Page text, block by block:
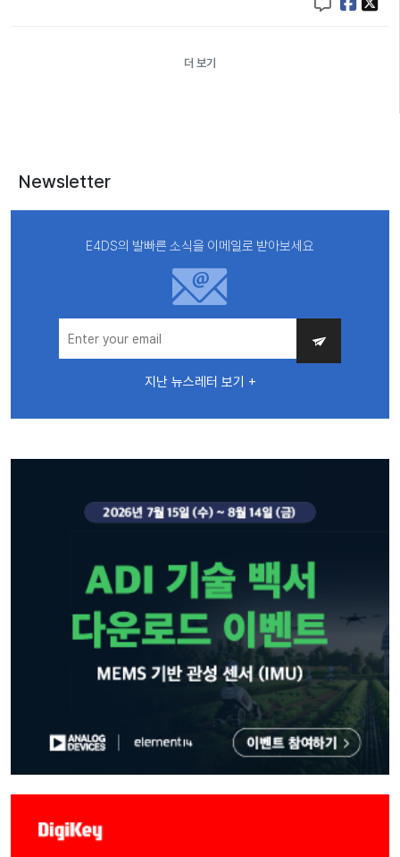
더 보기
Newsletter
E4DS의 발빠른 소식을 이메일로 받아보세요
지난 뉴스레터 보기 +